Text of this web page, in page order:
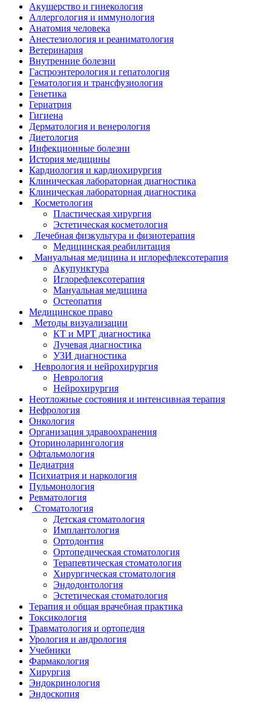
Акушерство и гинекология
Аллергология и иммунология
Анатомия человека
Анестезиология и реаниматология
Ветеринария
Внутренние болезни
Гастроэнтерология и гепатология
Гематология и трансфузиология
Генетика
Гериатрия
Гигиена
Дерматология и венерология
Диетология
Инфекционные болезни
История медицины
Кардиология и кардиохирургия
Клиническая лабораторная диагностика
Клиническая лабораторная диагностика
Косметология
Пластическая хирургия
Эстетическая косметология
Лечебная физкультура и физиотерапия
Медицинская реабилитация
Мануальная медицина и иглорефлексотерапия
Акупунктура
Иглорефлексотерапия
Мануальная медицина
Остеопатия
Медицинское право
Методы визуализации
КТ и МРТ диагностика
Лучевая диагностика
УЗИ диагностика
Неврология и нейрохирургия
Неврология
Нейрохирургия
Неотложные состояния и интенсивная терапия
Нефрология
Онкология
Организация здравоохранения
Оториноларингология
Офтальмология
Педиатрия
Психиатрия и наркология
Пульмонология
Ревматология
Стоматология
Детская стоматология
Имплантология
Ортодонтия
Ортопедическая стоматология
Терапевтическая стоматология
Хирургическая стоматология
Эндодонтология
Эстетическая стоматология
Терапия и общая врачебная практика
Токсикология
Травматология и ортопедия
Урология и андрология
Учебники
Фармакология
Хирургия
Эндокринология
Эндоскопия